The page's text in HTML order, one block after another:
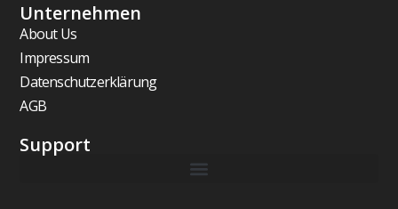
Unternehmen
About Us
Impressum
Datenschutzerklärung
AGB
Support